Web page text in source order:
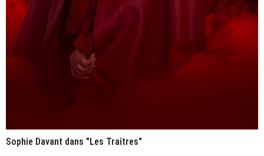
Sophie Davant dans "Les Traîtres"